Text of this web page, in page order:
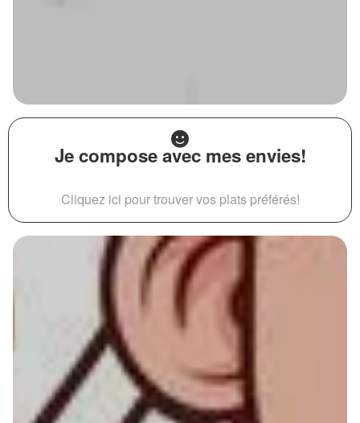
Je compose avec mes envies!
Cliquez ici pour trouver vos plats préférés!